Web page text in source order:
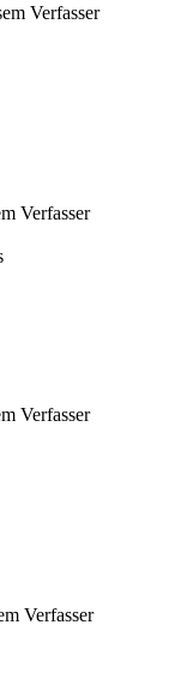
Verfasser
Verfasser
Verfasser
Verfasser